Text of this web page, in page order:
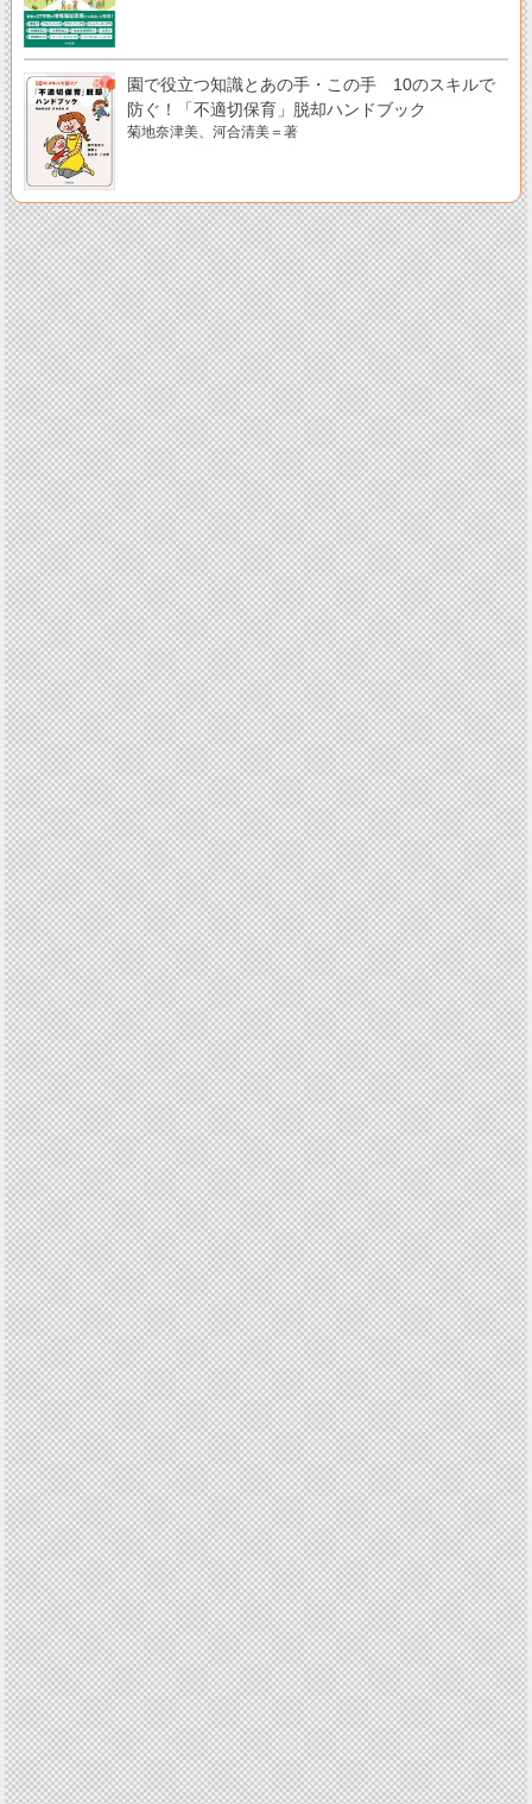
園で役立つ知識とあの手・この手 10のスキルで
防ぐ！「不適切保育」脱却ハンドブック
菊地奈津美、河合清美＝著